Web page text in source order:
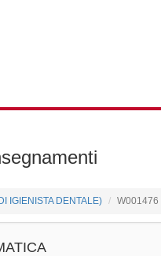
IGIENISTA DENTALE) W001476